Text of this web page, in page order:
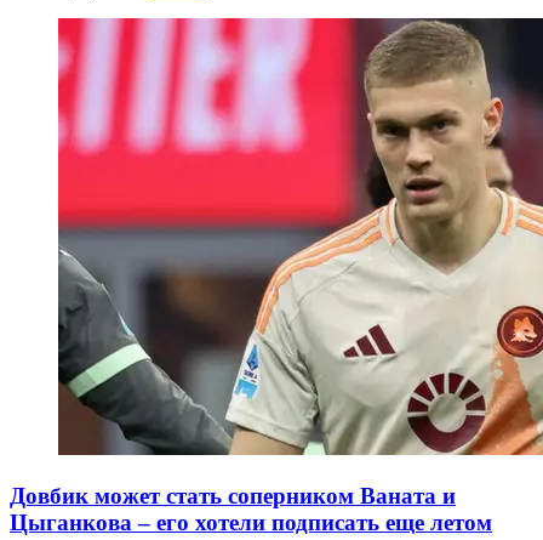
Довбик может стать соперником Ваната и
Цыганкова – его хотели подписать еще летом